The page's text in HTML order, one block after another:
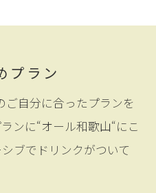
プラン
ご自分に合ったプランを
ンに“オール和歌山“にこ
ブでドリンクがついて